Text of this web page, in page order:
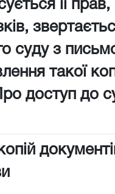
її
суду з
такої
доступ до